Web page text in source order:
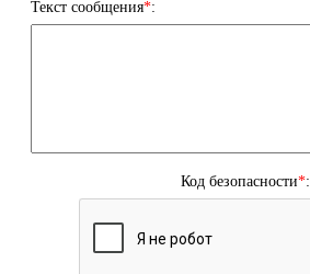
Текст сообщения*:
Код безопасности*: